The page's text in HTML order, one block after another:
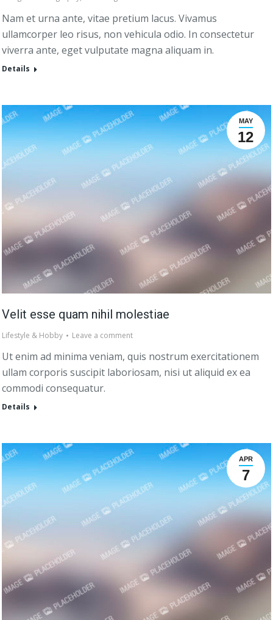
Nam et urna ante, vitae pretium lacus. Vivamus
ullamcorper leo risus, non vehicula odio. In consectetur
viverra ante, eget vulputate magna aliquam in.
Details
MAY
12
Velit esse quam nihil molestiae
Lifestyle & Hobby Leave a comment
Ut enim ad minima veniam, quis nostrum exercitationem
ullam corporis suscipit laboriosam, nisi ut aliquid ex ea
commodi consequatur.
Details
APR
7